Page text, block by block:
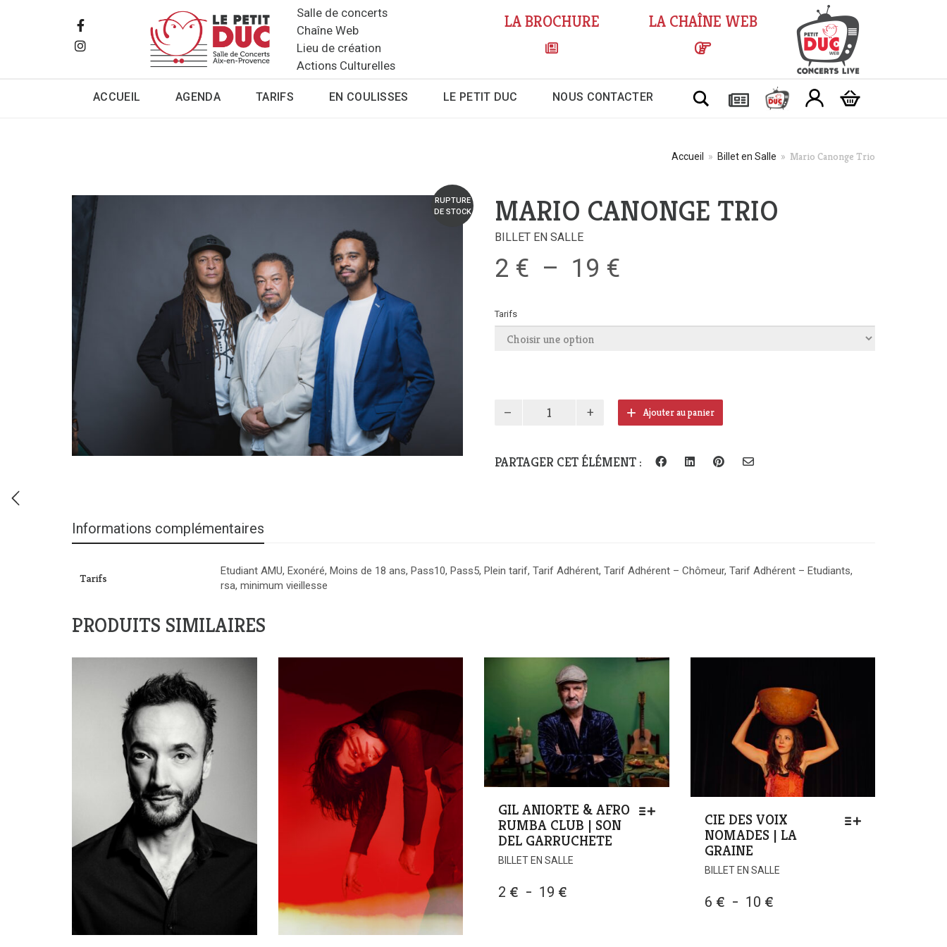
Salle de concerts
Chaîne Web
Lieu de création
Actions Culturelles
LA BROCHURE LA CHAÎNE WEB
ACCUEIL AGENDA TARIFS EN COULISSES LE PETIT DUC NOUS CONTACTER Chercher
Accueil » Billet en Salle » Mario Canonge Trio
RUPTURE
DE STOCK
MARIO CANONGE TRIO
BILLET EN SALLE
2 € – 19 €
prix :
19 €
Tarifs
Trio
Ajouter au panier
PARTAGER CET ÉLÉMENT :
Informations complémentaires
Tarifs
Etudiant AMU, Exonéré, Moins de 18 ans, Pass10, Pass5, Plein tarif, Tarif Adhérent, Tarif Adhérent – Chômeur, Tarif Adhérent – Etudiants,
rsa, minimum vieillesse
PRODUITS SIMILAIRES
GIL ANIORTE & AFRO
RUMBA CLUB | SON
DEL GARRUCHETE
BILLET EN SALLE
2 € – 19 €
CIE DES VOIX
NOMADES | LA
GRAINE
BILLET EN SALLE
6 € – 10 €PLAGE